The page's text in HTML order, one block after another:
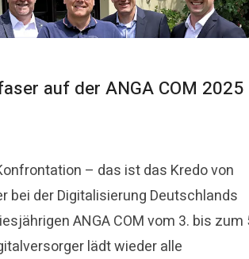
auf der ANGA COM 2025
– das ist das Kredo von
bei der Digitalisierung Deutschlands
ANGA COM vom 3. bis zum
lädt wieder alle